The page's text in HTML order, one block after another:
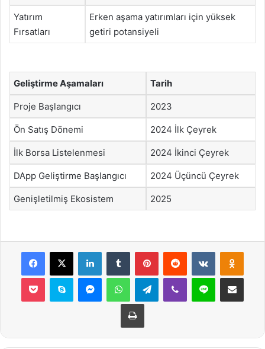
Yatırım
Fırsatları
Erken aşama yatırımları için yüksek
getiri potansiyeli
Geliştirme Aşamaları Tarih
Proje Başlangıcı 2023
Ön Satış Dönemi 2024 İlk Çeyrek
İlk Borsa Listelenmesi 2024 İkinci Çeyrek
DApp Geliştirme Başlangıcı 2024 Üçüncü Çeyrek
Genişletilmiş Ekosistem 2025
Facebook
X LinkedInTumblr PinterestReddit VKontakte
Pocket Skype MessengerWhatsAppTelegramViber Line E-Posta ile
Yazdır